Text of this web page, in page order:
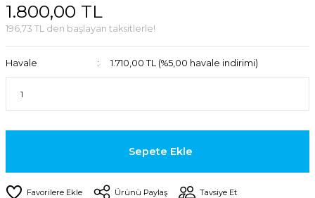
1.800,00 TL
196,73 TL den başlayan taksitlerle!
Havale 1.710,00 TL (%5,00 havale indirimi)
Sepete Ekle
Ürünü Paylaş Tavsiye Et